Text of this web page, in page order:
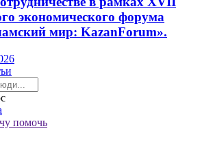
экономического форума
мир: KazanForum».
помочь